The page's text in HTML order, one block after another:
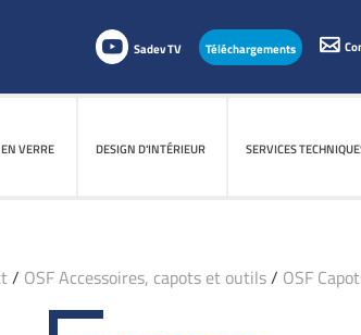
Sadev TV Téléchargements
VERRE DESIGN D'INTÉRIEUR SERVICES
VERRE DESIGN D'INTÉRIEUR SERVICES
/ OSF Accessoires, capots et outils/ OSF